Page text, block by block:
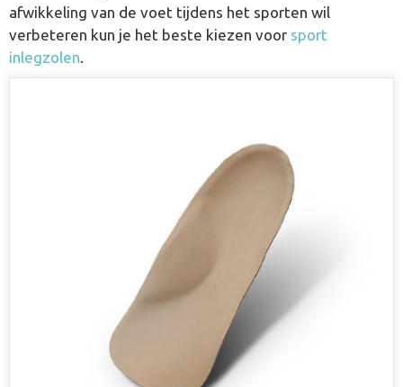
afwikkeling van de voet tijdens het sporten wil
verbeteren kun je het beste kiezen voor sport
inlegzolen.